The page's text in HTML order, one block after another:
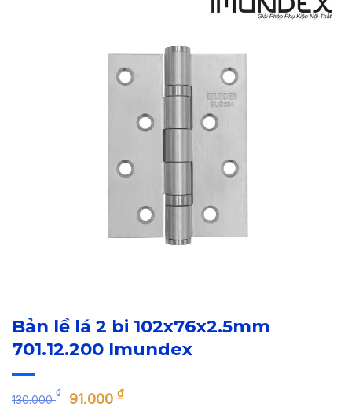
Bản lề lá 2 bi 102x76x2.5mm
701.12.200 Imundex
130.000
₫
Giá
91.000₫Giá